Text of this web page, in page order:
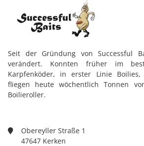
Seit der Gründung von Successful
verändert. Konnten früher im
Karpfenköder, in erster Linie
fliegen heute wöchentlich Tonnen
Boilieroller.
Obereyller Straße 1
47647 Kerken